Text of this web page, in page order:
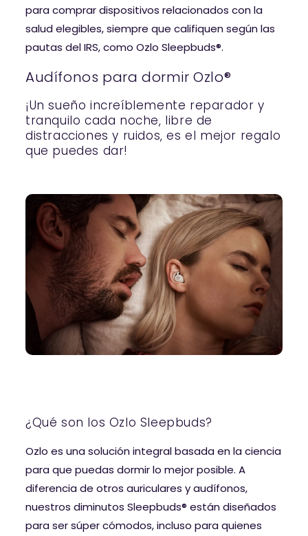
para comprar dispositivos relacionados con la
salud elegibles, siempre que califiquen según las
pautas del IRS, como Ozlo Sleepbuds®.
Audífonos para dormir Ozlo®
¡Un sueño increíblemente reparador y
tranquilo cada noche, libre de
distracciones y ruidos, es el mejor regalo
que puedes dar!
¿Qué son los Ozlo Sleepbuds?
Ozlo es una solución integral basada en la ciencia
para que puedas dormir lo mejor posible. A
diferencia de otros auriculares y audífonos,
nuestros diminutos Sleepbuds® están diseñados
para ser súper cómodos, incluso para quienes